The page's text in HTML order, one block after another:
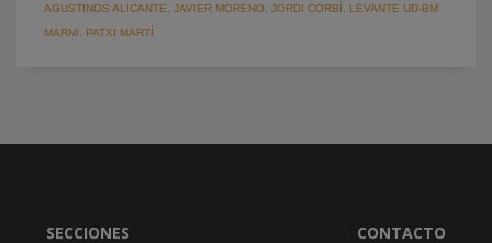
AGUSTINOS ALICANTE
JAVIER MORENO JORDI CORBÍ
LEVANTE UD-BM
MARNI
PATXI MARTÍ
SECCIONES CONTACTO